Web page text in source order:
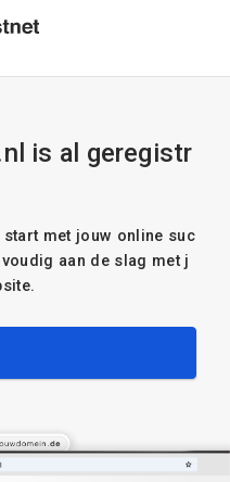
is al geregistr
met jouw online suc
aan de slag met j